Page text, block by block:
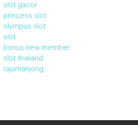
slot gacor
princess slot
olympus slot
slot
bonus new member
slot thailand
rajamahjong